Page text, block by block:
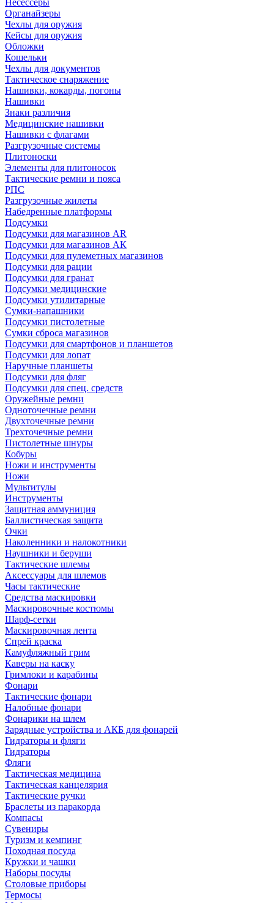
Несессеры
Органайзеры
Чехлы для оружия
Кейсы для оружия
Обложки
Кошельки
Чехлы для документов
Тактическое снаряжение
Нашивки, кокарды, погоны
Нашивки
Знаки различия
Медицинские нашивки
Нашивки с флагами
Разгрузочные системы
Плитоноски
Элементы для плитоносок
Тактические ремни и пояса
РПС
Разгрузочные жилеты
Набедренные платформы
Подсумки
Подсумки для магазинов AR
Подсумки для магазинов АК
Подсумки для пулеметных магазинов
Подсумки для рации
Подсумки для гранат
Подсумки медицинские
Подсумки утилитарные
Сумки-напашники
Подсумки пистолетные
Сумки сброса магазинов
Подсумки для смартфонов и планшетов
Подсумки для лопат
Наручные планшеты
Подсумки для фляг
Подсумки для спец. средств
Оружейные ремни
Одноточечные ремни
Двухточечные ремни
Трехточечные ремни
Пистолетные шнуры
Кобуры
Ножи и инструменты
Ножи
Мультитулы
Инструменты
Защитная аммуниция
Баллистическая защита
Очки
Наколенники и налокотники
Наушники и беруши
Тактические шлемы
Аксессуары для шлемов
Часы тактические
Средства маскировки
Маскировочные костюмы
Шарф-сетки
Маскировочная лента
Спрей краска
Камуфляжный грим
Каверы на каску
Гримлоки и карабины
Фонари
Тактические фонари
Налобные фонари
Фонарики на шлем
Зарядные устройства и АКБ для фонарей
Гидраторы и фляги
Гидраторы
Фляги
Тактическая медицина
Тактическая канцелярия
Тактические ручки
Браслеты из паракорда
Компасы
Сувениры
Туризм и кемпинг
Походная посуда
Кружки и чашки
Наборы посуды
Столовые приборы
Термосы